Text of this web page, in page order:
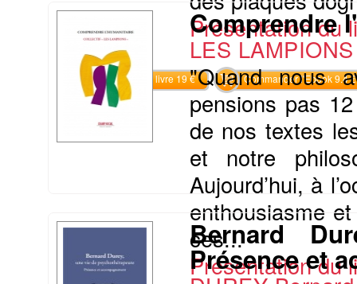
Présentation du
Commander le livre 19 € Commander l'Ebook 9.4 €
Comprendre
LES
"Quand nous
pensions pas
de nos textes
et notre
Aujourd’hui, à
enthousiasme
ces...
Présentation du
Bernard
Présence et